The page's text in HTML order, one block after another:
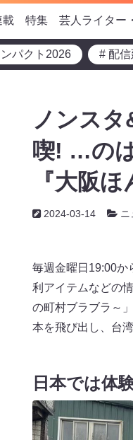
載 特集 芸人ライター
パクト2026 # 配
ノンス
喫! …の
『大阪
2024-03-14 ニ
毎週金曜日19:00か
利アイテムなどの
の町村ブラブラ～
本を飛び出し、台
日本では体